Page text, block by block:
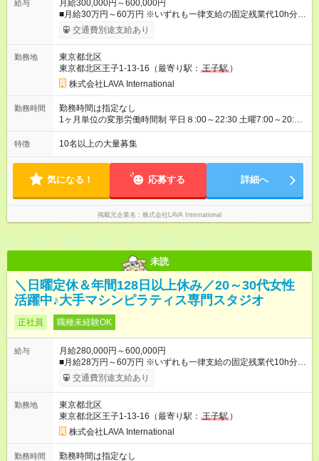
給与
月給300,000円～600,000円
■月給30万円～60万円 ※いずれも一律支給の固定残業代10h分／
20，120円～を含む。超過分は別途支給。 ※月給・固定残業代
は勤務地により異なりますが、最低賃金以上を保証します。固
間は4ヶ月間。 ※試用期間中は残業代全額支給。 ※
の変更はございません 【月収例】 ■1年目（未経験）：月収38万
円 （基本給30万＋住宅手当5万＋インセンティブ3万） 【年収
例】 ■2年目（一般スタッフ）想定：年収530万円（賞与、イン
セン含む） ■3年目（店長）想定：年収576万円（賞与、インセ
ン含む） ＼インセンティブ制度あり！／ 年4回の評価で、頑張
足度アップなど、 あなたの工夫や努力が評価され、インセンテ
ィブとして給与にプラスされます。 ※ノルマはないので、ご安
心ください！ 【試用期間】試用期間あり 試用期間の長さ：4ヶ
月 ※ 雇用形態と給与に、本採用時と異なる部分があります。 雇
用形態：本採用時と同じです。 給与：月給 215,000
円 ～ 215,000円
交通費別途支給あり
勤務地
東京都北区
東京都北区王子1-13-16（最寄り駅： 王子駅 ）
株式会社LAVA International
勤務時間
勤務時間は指定なし
1ヶ月単位の変形労働時間制 平日８:00～22:30 土曜7:00～20:30
※シフト制 ※想定労働時間40時間／週 【シフト例】 早番／7:00
～16:00 遅番／13:30～22:30 ※シフトは店舗の人員状況などを
での勤務不可 ※日曜定休（一部店舗除く）
特徴 10名以上の大量募集
気になる！ 応募する 詳細へ
掲載元企業名 株式会社LAVA International
未読
＼日曜定休＆年間128日以上休み／20～30代女性
活躍中♪大手マシンピラティス専門スタジオ
正社員 職種未経験OK
給与
月給280,000円～600,000円
■月給28万円～60万円 ※いずれも一律支給の固定残業代10h分／
18，780円～を含む。超過分は別途支給。 ※月給・固定残業代
は勤務地により異なりますが、最低賃金以上を保証します。固
間は4ヶ月間。 ※試用期間中は残業代全額支給。 ※
の変更はございません 【月収例】 ■1年目（未経験）：月収36万
円 （基本給28万＋住宅手当5万＋インセンティブ3万） 【年収
例】 ■2年目（役職なし）想定：年収518万円（月収35.5万円／
賞与、インセン含む） ■3年目（店長）想定：年収564万円（月
交通費別途支給あり
勤務地
東京都北区
東京都北区王子1-13-16（最寄り駅： 王子駅 ）
株式会社LAVA International
勤務時間 勤務時間は指定なし